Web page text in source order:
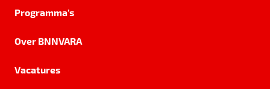
Programma's
Over BNNVARA
Vacatures